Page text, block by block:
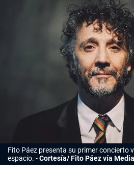
Fito Páez presenta su primer concierto
espacio. Cortesía/ Fito Páez vía